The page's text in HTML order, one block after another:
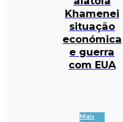
Khamenei
situação
económica
e guerra
com EUA
Mais